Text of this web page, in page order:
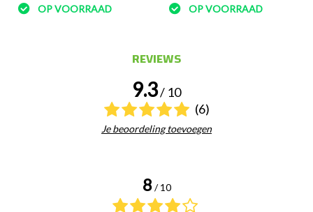
OP VOORRAAD OP VOORRAAD
REVIEWS
9.3/ 10
(6)
Je beoordeling toevoegen
8 / 10